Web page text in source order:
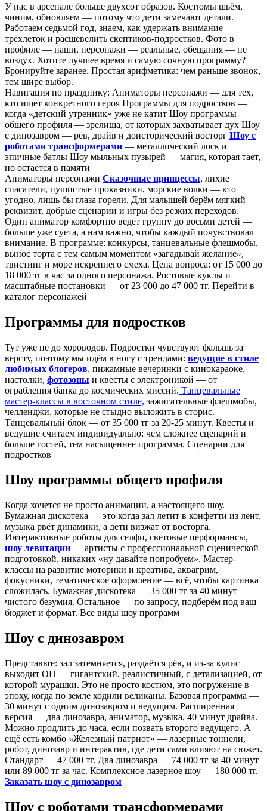
У нас в арсенале больше двухсот образов. Костюмы шьём,
чиним, обновляем — потому что дети замечают детали.
Работаем седьмой год, знаем, как удержать внимание
трёхлеток и расшевелить скептиков-подростков. Фото в
профиле — наши, персонажи — реальные, обещания — не
воздух. Хотите лучшее время и самую сочную программу?
Бронируйте заранее. Простая арифметика: чем раньше звонок,
тем шире выбор.
Навигация по празднику: Аниматоры персонажи — для тех,
кто ищет конкретного героя Программы для подростков —
когда «детский утренник» уже не катит Шоу программы
общего профиля — зрелища, от которых захватывает дух Шоу
с динозавром — рёв, драйв и доисторический восторг Шоу с
роботами трансформерами — металлический лоск и
эпичные батлы Шоу мыльных пузырей — магия, которая тает,
но остаётся в памяти
Аниматоры персонажи Сказочные принцессы, лихие
спасатели, пушистые проказники, морские волки — кто
угодно, лишь бы глаза горели. Для малышей берём мягкий
реквизит, добрые сценарии и игры без резких переходов.
Один аниматор комфортно ведёт группу до восьми детей —
больше уже суета, а нам важно, чтобы каждый почувствовал
внимание. В программе: конкурсы, танцевальные флешмобы,
вынос торта с тем самым моментом «загадывай желание»,
твистинг и море искреннего смеха. Цена вопроса: от 15 000 до
18 000 тг в час за одного персонажа. Ростовые куклы и
масштабные постановки — от 23 000 до 47 000 тг. Перейти в
каталог персонажей
Программы для подростков
Тут уже не до хороводов. Подростки чувствуют фальшь за
версту, поэтому мы идём в ногу с трендами: ведущие в стиле
любимых блогеров, пижамные вечеринки с кинокараоке,
настолки, фотозоны и квесты с электроникой — от
ограбления банка до космических миссий. Танцевальные
мастер-классы в восточном стиле, зажигательные флешмобы,
челленджи, которые не стыдно выложить в сторис.
Танцевальный блок — от 35 000 тг за 20-25 минут. Квесты и
ведущие считаем индивидуально: чем сложнее сценарий и
больше гостей, тем насыщеннее программа. Сценарии для
подростков
Шоу программы общего профиля
Когда хочется не просто анимации, а настоящего шоу.
Бумажная дискотека — это когда зал летит в конфетти из лент,
музыка рвёт динамики, а дети визжат от восторга.
Интерактивные роботы для селфи, световые перформансы,
шоу левитации — артисты с профессиональной сценической
подготовкой, никаких «ну давайте попробуем». Мастер-
классы на развитие моторики и креатива, аквагрим,
фокусники, тематическое оформление — всё, чтобы картинка
сложилась. Бумажная дискотека — 35 000 тг за 40 минут
чистого безумия. Остальное — по запросу, подберём под ваш
бюджет и формат. Все виды шоу программ
Шоу с динозавром
Представьте: зал затемняется, раздаётся рёв, и из-за кулис
выходит ОН — гигантский, реалистичный, с детализацией, от
которой мурашки. Это не просто костюм, это погружение в
эпоху, когда по земле ходили великаны. Базовая программа —
30 минут с одним динозавром и ведущим. Расширенная
версия — два динозавра, аниматор, музыка, 40 минут драйва.
Можно продлить до часа, если позвать второго ведущего. А
ещё есть комбо «Железный патриот» — лазерные тоннели,
робот, динозавр и интерактив, где дети сами влияют на сюжет.
Стандарт — 47 000 тг. Два динозавра — 74 000 тг за 40 минут
или 89 000 тг за час. Комплексное лазерное шоу — 180 000 тг.
Заказать шоу с динозавром
Шоу с роботами трансформерами